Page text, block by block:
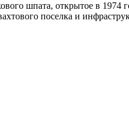
шпата, открытое в
поселка и